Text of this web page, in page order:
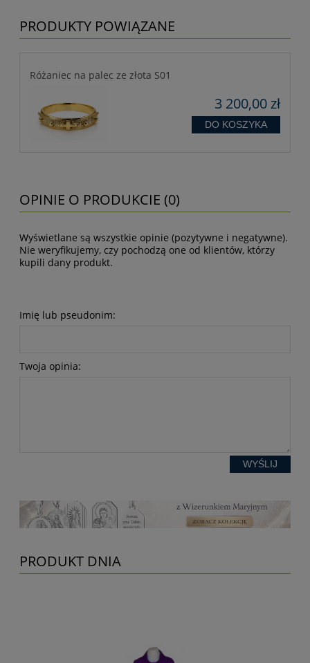
PRODUKTY POWIĄZANE
Różaniec na palec ze złota S01
3 200,00 zł
DO KOSZYKA
OPINIE O PRODUKCIE (0)
Wyświetlane są wszystkie opinie (pozytywne i negatywne).
Nie weryfikujemy, czy pochodzą one od klientów, którzy
kupili dany produkt.
Imię lub pseudonim:
Twoja opinia:
WYŚLIJ
PRODUKT DNIA